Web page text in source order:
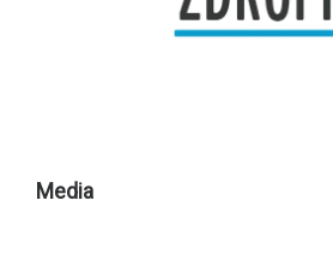
Media